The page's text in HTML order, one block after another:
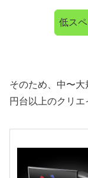
低ス
そのため、中〜
円台以上のクリエ